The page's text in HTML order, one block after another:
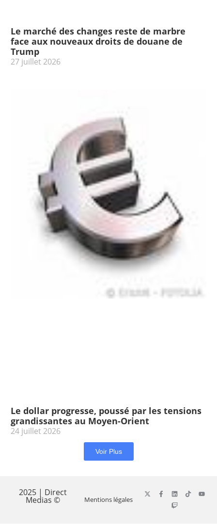
Le marché des changes reste de marbre
face aux nouveaux droits de douane de
Trump
27 juillet 2026
Le dollar progresse, poussé par les tensions
grandissantes au Moyen-Orient
24 juillet 2026
Voir Plus
2025 | Direct
Medias © Mentions légales